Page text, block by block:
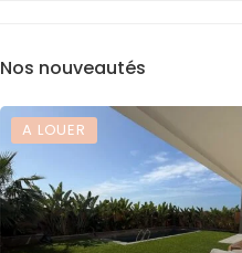
Nos nouveautés
A LOUER